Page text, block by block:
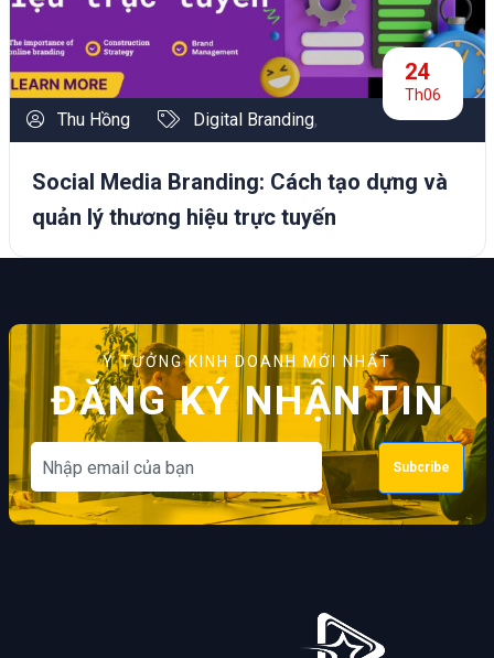
Thu Hồng Digital Branding,
24
Th06
Social Media Branding: Cách tạo dựng và
quản lý thương hiệu trực tuyến
Ý TƯỞNG KINH DOANH MỚI NHẤT
ĐĂNG KÝ NHẬN TIN
Subcribe